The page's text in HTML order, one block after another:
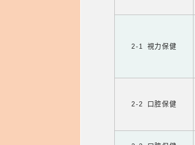
2-1 視力保健
2-2 口腔保健